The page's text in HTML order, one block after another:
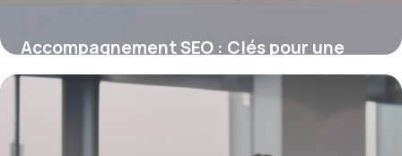
Accompagnement SEO : Clés pour une
stratégie digitale performante